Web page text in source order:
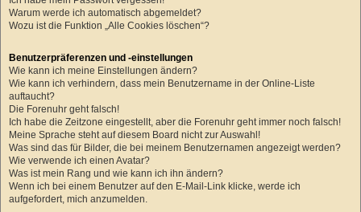
Warum werde ich automatisch abgemeldet?
Wozu ist die Funktion „Alle Cookies löschen“?
Benutzerpräferenzen und -einstellungen
Wie kann ich meine Einstellungen ändern?
Wie kann ich verhindern, dass mein Benutzername in der Online-Liste
auftaucht?
Die Forenuhr geht falsch!
Ich habe die Zeitzone eingestellt, aber die Forenuhr geht immer noch falsch!
Meine Sprache steht auf diesem Board nicht zur Auswahl!
Was sind das für Bilder, die bei meinem Benutzernamen angezeigt werden?
Wie verwende ich einen Avatar?
Was ist mein Rang und wie kann ich ihn ändern?
Wenn ich bei einem Benutzer auf den E-Mail-Link klicke, werde ich
aufgefordert, mich anzumelden.